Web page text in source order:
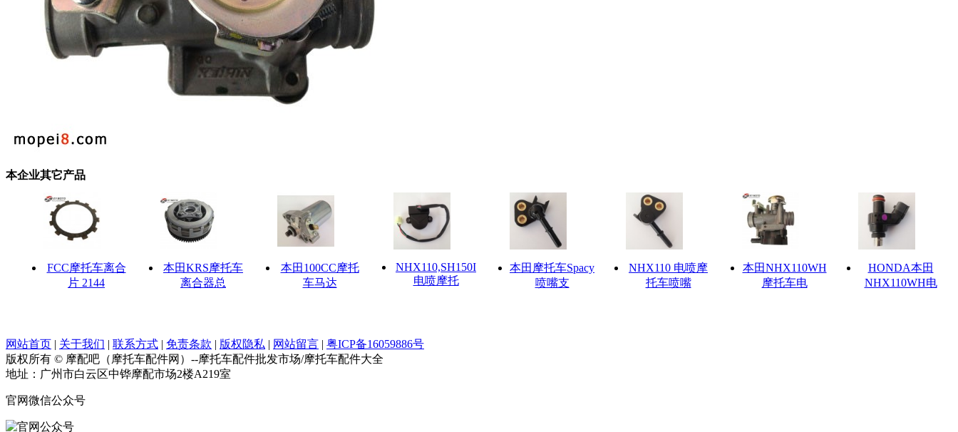
本企业其它产品
FCC摩托车离合
片 2144
本田KRS摩托车
离合器总
本田100CC摩托
车马达
NHX110,SH150I
电喷摩托
本田摩托车Spacy
喷嘴支
NHX110 电喷摩
托车喷嘴
本田NHX110WH
摩托车电
HONDA本田
NHX110WH电
网站首页 | 关于我们 | 联系方式 | 免责条款 | 版权隐私 | 网站留言 | 粤ICP备16059886号
版权所有 © 摩配吧（摩托车配件网）--摩托车配件批发市场/摩托车配件大全
地址：广州市白云区中铧摩配市场2楼A219室
官网微信公众号